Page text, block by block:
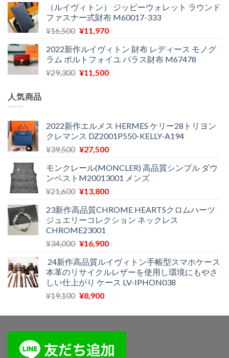
で
し
た。
¥12,900
で
す。
価
格
は
で
し
た。
の
価
格
¥11,580
で
す。
（ルイヴィトン） ジッピーウォレット ラウンド
ファスナー式財布 M60017-333
¥16,500 元
価
格
は
¥11,970現
の
価
格
2022新作ルイヴィトン 財布 レディース モノグ
ラム ポルトフォイユ パラス財布 M67478
¥29,300 元
¥29,300
で
し
¥11,500現
は
¥11,500
で
人気商品
2022新作エルメス HERMES ケリー28トリヨン
クレマンス DZ2001P550-KELLY-A194
¥39,500 元
価
格
は
で
た。
¥27,500現
の
価
格
¥27,500
で
モンクレール(MONCLER) 高品質シンプル ダウ
ンベストM20013001 メンズ
¥21,600 元
価
格
は
¥21,600
し
た。
¥13,800現
の
価
は
で
す。
23新作高品質CHROME HEARTSクロムハーツ
ジュエリーコレクション ネックレス
CHROME23001
¥34,000 元
価
格
は
¥34,000
し
¥16,900現
の
価
格
で
24新作高品質ルイヴィトン手帳型スマホケース
本革のリサイクルレザーを使用し環境にもやさ
しい仕上がり ケース LV-IPHON038
¥19,100 元
価
¥19,100
¥8,900現
の
は